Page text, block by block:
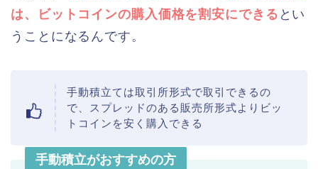
は、ビットコインの購入価格を割安にできる とい
うことになるんです。
手動積立ては取引所形式で取引できるの
で、スプレッドのある販売所形式よりビッ
トコインを安く購入できる
手動積立がおすすめの方